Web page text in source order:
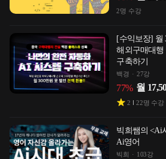
2명 수강
[수익보장] 월
해외구매대행
구축하기
백경 27강
77% 월
2 22명 수강
빅희쌤의 <Ai
Ai영어
빅희 103강